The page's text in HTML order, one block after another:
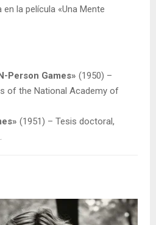
la película «Una Mente
Person Games» (1950) –
of the National Academy of
(1951) – Tesis doctoral,